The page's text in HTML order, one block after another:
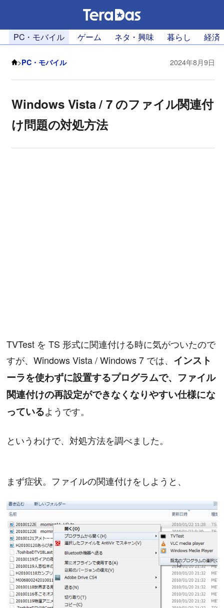
PC・モバイル ゲーム ネタ・興味 暮らし 経済
>PC・モバイル 2024年8月9日
Windows Vista / 7 のファイル関連付
け問題の対処方法
TVTest を TS 形式に関連付ける時に気がついたので
すが、Windows Vista / Windows 7 では、 インスト
ーラを使わずに設置するプログラムで、ファイル
関連付けの再設定ができなくなりやすい仕様にな
っているようです。
というわけで、対処方法を調べました。
まず症状。ファイルの関連付けをしようと、